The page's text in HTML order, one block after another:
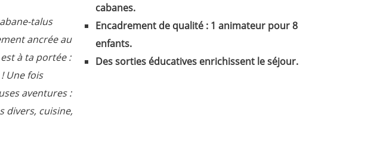
talus
ancrée au
à ta portée :
Une fois
aventures :
divers, cuisine,
cabanes.
Encadrement de qualité : 1 animateur pour 8
enfants.
Des sorties éducatives enrichissent le séjour.